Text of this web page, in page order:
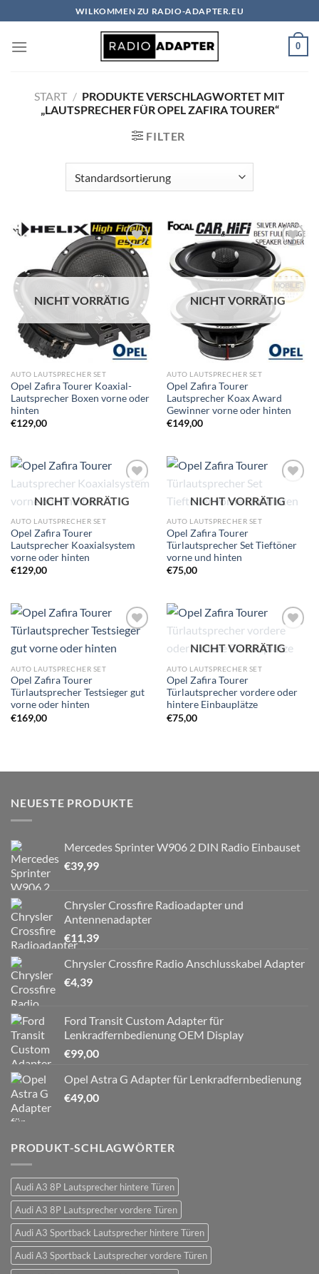
Inhalt
springen
WILKOMMEN ZU RADIO-ADAPTER.EU
0
START / PRODUKTE VERSCHLAGWORTET MIT
„LAUTSPRECHER FÜR OPEL ZAFIRA TOURER“
FILTER
Zu
Wunschliste
hinzufügen
NICHT VORRÄTIG
AUTO LAUTSPRECHER SET
Opel Zafira Tourer Koaxial-
Lautsprecher Boxen vorne oder
hinten
€129,00
Zu
Wunschliste
hinzufügen
NICHT VORRÄTIG
AUTO LAUTSPRECHER SET
Opel Zafira Tourer
Lautsprecher Koax Award
Gewinner vorne oder hinten
€149,00
Zu
Wunschliste
NICHT VORRÄTIG
AUTO LAUTSPRECHER SET
Opel Zafira Tourer
Lautsprecher Koaxialsystem
vorne oder hinten
€129,00
Wunschliste
NICHT VORRÄTIG
AUTO LAUTSPRECHER SET
Opel Zafira Tourer
Türlautsprecher Set Tieftöner
vorne und hinten
€75,00
Zu
Wunschliste
AUTO LAUTSPRECHER SET
Opel Zafira Tourer
Türlautsprecher Testsieger gut
vorne oder hinten
€169,00
Wunschliste
NICHT VORRÄTIG
AUTO LAUTSPRECHER SET
Opel Zafira Tourer
Türlautsprecher vordere oder
hintere Einbauplätze
€75,00
NEUESTE PRODUKTE
Mercedes Sprinter W906 2 DIN Radio Einbauset
€39,99
Chrysler Crossfire Radioadapter und
Antennenadapter
€11,39
Chrysler Crossfire Radio Anschlusskabel Adapter
€4,39
Ford Transit Custom Adapter für
Lenkradfernbedienung OEM Display
€99,00
Opel Astra G Adapter für Lenkradfernbedienung
€49,00
PRODUKT-SCHLAGWÖRTER
Audi A3 8P Lautsprecher hintere Türen
Audi A3 8P Lautsprecher vordere Türen
Audi A3 Sportback Lautsprecher hintere Türen
Audi A3 Sportback Lautsprecher vordere Türen